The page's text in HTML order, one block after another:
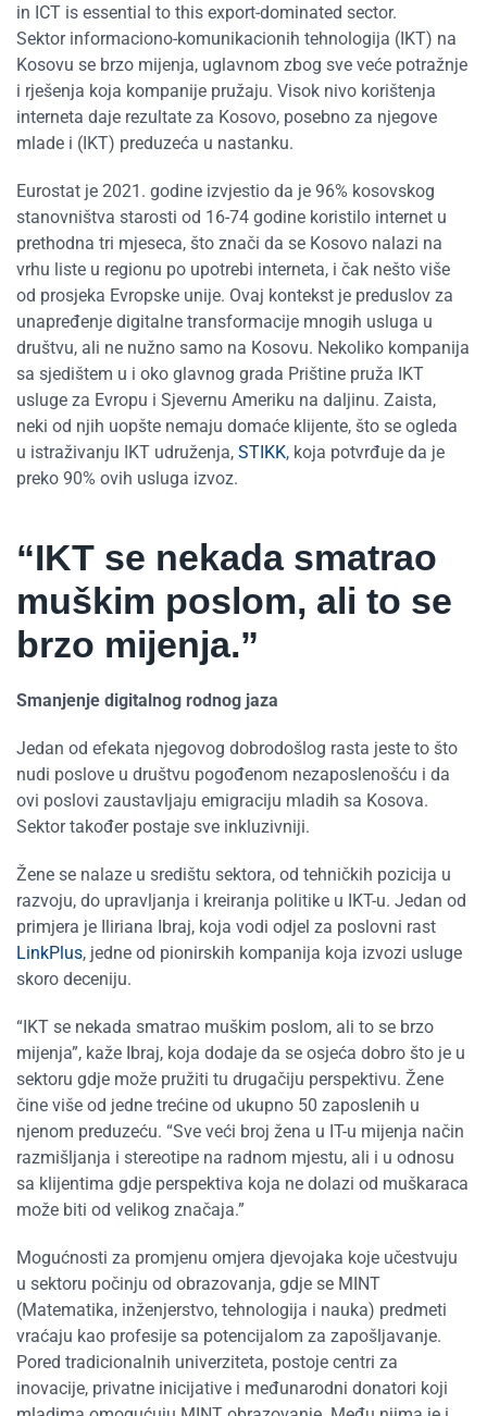
in ICT is essential to this export-dominated sector.
Sektor informaciono-komunikacionih tehnologija (IKT) na
Kosovu se brzo mijenja, uglavnom zbog sve veće potražnje
i rješenja koja kompanije pružaju. Visok nivo korištenja
interneta daje rezultate za Kosovo, posebno za njegove
mlade i (IKT) preduzeća u nastanku.
Eurostat je 2021. godine izvjestio da je 96% kosovskog
stanovništva starosti od 16-74 godine koristilo internet u
prethodna tri mjeseca, što znači da se Kosovo nalazi na
vrhu liste u regionu po upotrebi interneta, i čak nešto više
od prosjeka Evropske unije. Ovaj kontekst je preduslov za
unapređenje digitalne transformacije mnogih usluga u
društvu, ali ne nužno samo na Kosovu. Nekoliko kompanija
sa sjedištem u i oko glavnog grada Prištine pruža IKT
usluge za Evropu i Sjevernu Ameriku na daljinu. Zaista,
neki od njih uopšte nemaju domaće klijente, što se ogleda
u istraživanju IKT udruženja, STIKK, koja potvrđuje da je
preko 90% ovih usluga izvoz.
“IKT se nekada smatrao
muškim poslom, ali to se
brzo mijenja.”
Smanjenje digitalnog rodnog jaza
Jedan od efekata njegovog dobrodošlog rasta jeste to što
nudi poslove u društvu pogođenom nezaposlenošću i da
ovi poslovi zaustavljaju emigraciju mladih sa Kosova.
Sektor također postaje sve inkluzivniji.
Žene se nalaze u središtu sektora, od tehničkih pozicija u
razvoju, do upravljanja i kreiranja politike u IKT-u. Jedan od
primjera je Iliriana Ibraj, koja vodi odjel za poslovni rast
LinkPlus, jedne od pionirskih kompanija koja izvozi usluge
skoro deceniju.
“IKT se nekada smatrao muškim poslom, ali to se brzo
mijenja”, kaže Ibraj, koja dodaje da se osjeća dobro što je u
sektoru gdje može pružiti tu drugačiju perspektivu. Žene
čine više od jedne trećine od ukupno 50 zaposlenih u
njenom preduzeću. “Sve veći broj žena u IT-u mijenja način
razmišljanja i stereotipe na radnom mjestu, ali i u odnosu
sa klijentima gdje perspektiva koja ne dolazi od muškaraca
može biti od velikog značaja.”
Mogućnosti za promjenu omjera djevojaka koje učestvuju
u sektoru počinju od obrazovanja, gdje se MINT
(Matematika, inženjerstvo, tehnologija i nauka) predmeti
vraćaju kao profesije sa potencijalom za zapošljavanje.
Pored tradicionalnih univerziteta, postoje centri za
inovacije, privatne inicijative i međunarodni donatori koji